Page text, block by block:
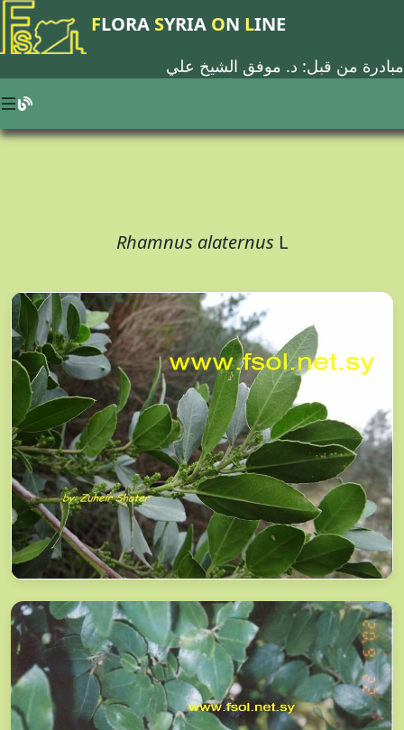
FLORA SYRIA ON LINE
مبادرة من قبل: د. موفق الشيخ علي
Rhamnus alaternus L